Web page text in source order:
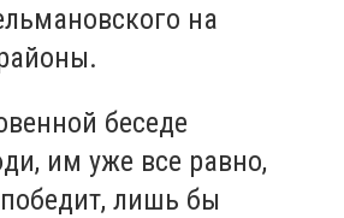
на
беседе
им уже все равно,
лишь бы